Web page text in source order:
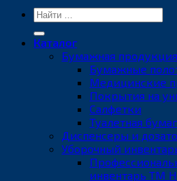
Искать:
Каталог
Бумажная продукция
Бумажные
Медицинские
Покрытия на
Салфетки
Туалетная
Диспенсеры и
Уборочный
инвентарь ТМ